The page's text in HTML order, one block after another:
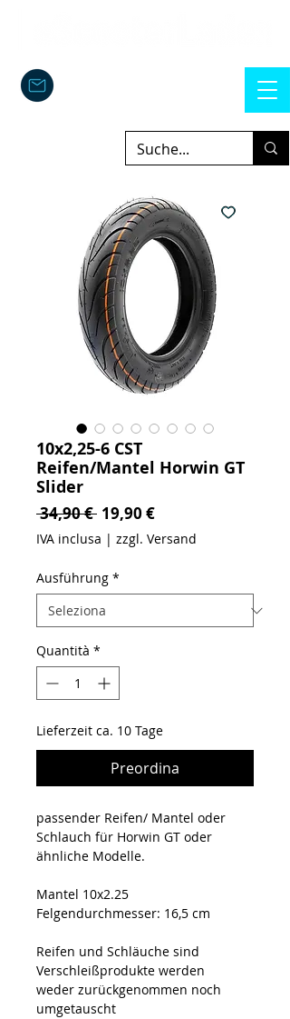
10x2,25-6 CST
Reifen/Mantel Horwin GT
Slider
34,90 € Prezzo regolare
19,90 €Prezzo scontato
IVA inclusa | zzgl. Versand
Ausführung *
Quantità *
Lieferzeit ca. 10 Tage
Preordina
passender Reifen/ Mantel oder
Schlauch für Horwin GT oder
ähnliche Modelle.
Mantel 10x2.25
Felgendurchmesser: 16,5 cm
Reifen und Schläuche sind
Verschleißprodukte werden
weder zurückgenommen noch
umgetauscht